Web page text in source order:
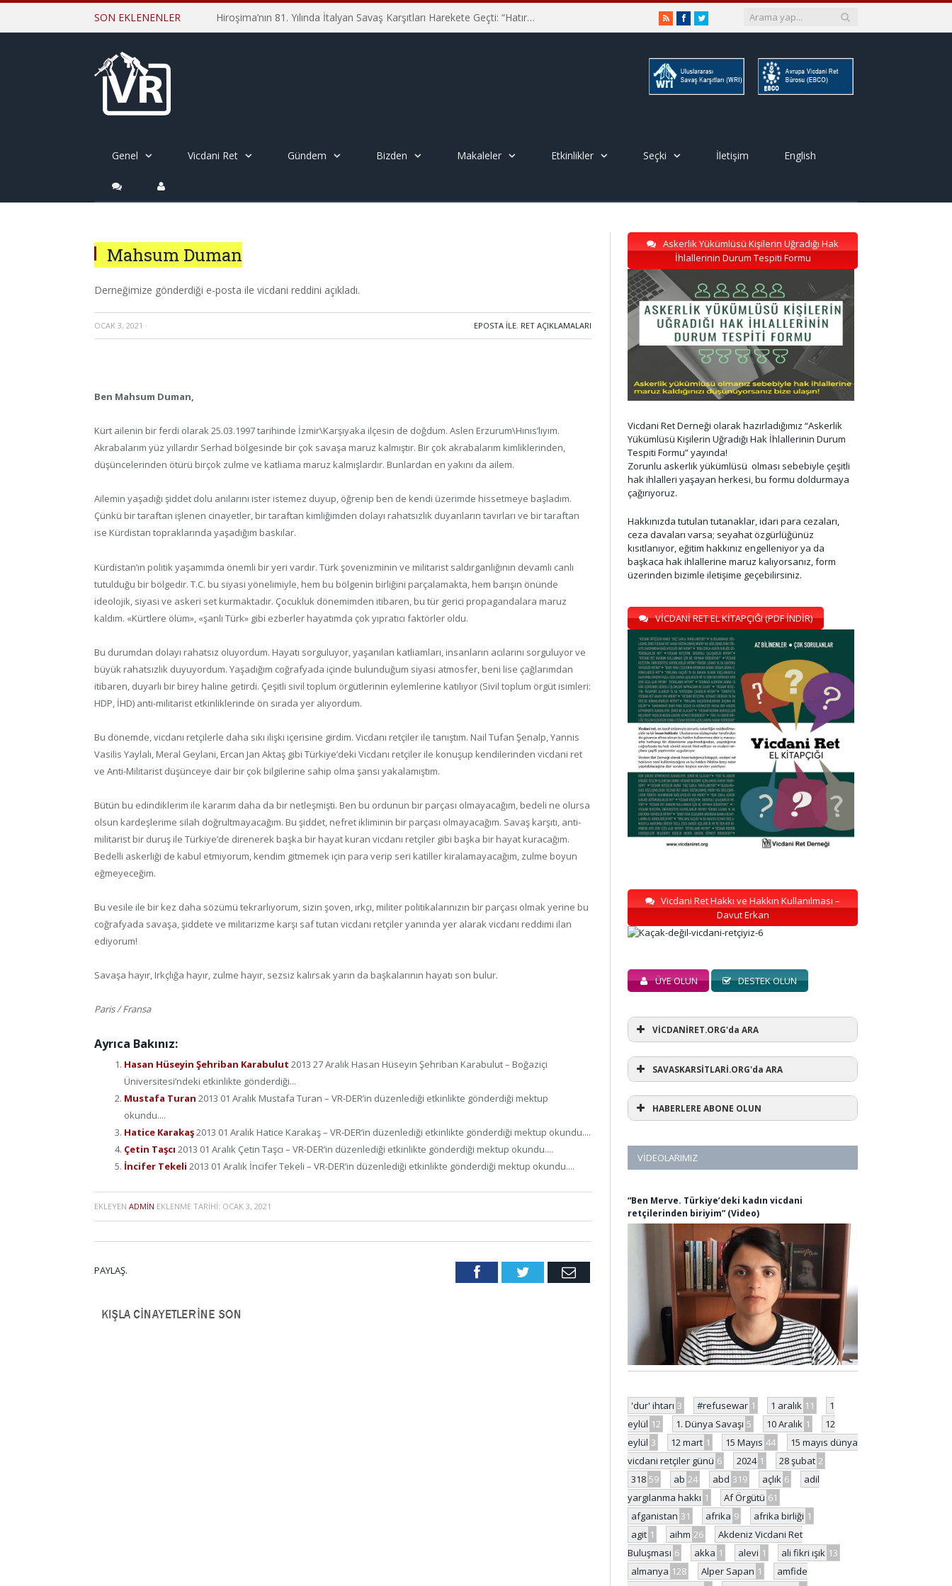
SON EKLENENLER Hiroşima’nın 81. Yılında İtalyan Savaş Karşıtları Harekete Geçti: “Hatırlamak yeterli değil” RSSFacebookTwitter
Genel Vicdani Ret Gündem Bizden Makaleler Etkinlikler Seçki İletişim English
Mahsum Duman
Derneğimize gönderdiği e-posta ile vicdani reddini açıkladı.
OCAK 3, 2021 · EPOSTA ILE, RET AÇIKLAMALARI
Ben Mahsum Duman,
Kürt ailenin bir ferdi olarak 25.03.1997 tarihinde İzmir\Karşıyaka ilçesin de doğdum. Aslen Erzurum\Hınıs’lıyım.
Akrabalarım yüz yıllardır Serhad bölgesinde bir çok savaşa maruz kalmıştır. Bir çok akrabalarım kimliklerinden,
düşüncelerinden ötürü birçok zulme ve katliama maruz kalmışlardır. Bunlardan en yakını da ailem.
Ailemin yaşadığı şiddet dolu anılarını ister istemez duyup, öğrenip ben de kendi üzerimde hissetmeye başladım.
Çünkü bir taraftan işlenen cinayetler, bir taraftan kimliğimden dolayı rahatsızlık duyanların tavırları ve bir taraftan
ise Kürdistan topraklarında yaşadığım baskılar.
Kürdistan’ın politik yaşamımda önemli bir yeri vardır. Türk şovenizminin ve militarist saldırganlığının devamlı canlı
tutulduğu bir bölgedir. T.C. bu siyasi yönelimiyle, hem bu bölgenin birliğini parçalamakta, hem barışın önünde
ideolojik, siyasi ve askeri set kurmaktadır. Çocukluk dönemimden itibaren, bu tür gerici propagandalara maruz
kaldım. «Kürtlere ölüm», «şanlı Türk» gibi ezberler hayatımda çok yıpratıcı faktörler oldu.
Bu durumdan dolayı rahatsız oluyordum. Hayatı sorguluyor, yaşanılan katliamları, insanların acılarını sorguluyor ve
büyük rahatsızlık duyuyordum. Yaşadığım coğrafyada içinde bulunduğum siyasi atmosfer, beni lise çağlarımdan
itibaren, duyarlı bir birey haline getirdi. Çeşitli sivil toplum örgütlerinin eylemlerine katılıyor (Sivil toplum örgüt isimleri:
HDP, İHD) anti-militarist etkinliklerinde ön sırada yer alıyordum.
Bu dönemde, vicdanı retçilerle daha sıkı ilişki içerisine girdim. Vicdanı retçiler ile tanıştım. Nail Tufan Şenalp, Yannis
Vasilis Yaylalı, Meral Geylani, Ercan Jan Aktaş gibi Türkiye’deki Vicdanı retçiler ile konuşup kendilerinden vicdani ret
ve Anti-Militarist düşünceye dair bir çok bilgilerine sahip olma şansı yakalamıştım.
Bütün bu edindiklerim ile kararım daha da bir netleşmişti. Ben bu ordunun bir parçası olmayacağım, bedeli ne olursa
olsun kardeşlerime silah doğrultmayacağım. Bu şiddet, nefret ikliminin bir parçası olmayacağım. Savaş karşıtı, anti-
militarist bir duruş ile Türkiye’de direnerek başka bir hayat kuran vicdanı retçiler gibi başka bir hayat kuracağım.
Bedelli askerliği de kabul etmiyorum, kendim gitmemek için para verip seri katiller kiralamayacağım, zulme boyun
eğmeyeceğim.
Bu vesile ile bir kez daha sözümü tekrarlıyorum, sizin şoven, ırkçı, militer politikalarınızın bir parçası olmak yerine bu
coğrafyada savaşa, şiddete ve militarizme karşı saf tutan vicdanı retçiler yanında yer alarak vicdanı reddimi ilan
ediyorum!
Savaşa hayır, Irkçlığa hayır, zulme hayır, sezsiz kalırsak yarın da başkalarının hayatı son bulur.
Paris / Fransa
Ayrıca Bakınız:
Hasan Hüseyin Şehriban Karabulut 2013 27 Aralık Hasan Hüseyin Şehriban Karabulut – Boğaziçi
Üniversitesi’ndeki etkinlikte gönderdiği...
Mustafa Turan 2013 01 Aralık Mustafa Turan – VR-DER’in düzenlediği etkinlikte gönderdiği mektup
okundu....
Hatice Karakaş2013 01 Aralık Hatice Karakaş – VR-DER’in düzenlediği etkinlikte gönderdiği mektup okundu....
Çetin Taşcı 2013 01 Aralık Çetin Taşcı – VR-DER’in düzenlediği etkinlikte gönderdiği mektup okundu....
İncifer Tekeli 2013 01 Aralık İncifer Tekeli – VR-DER’in düzenlediği etkinlikte gönderdiği mektup okundu....
EKLEYEN ADMIN EKLENME TARIHI: OCAK 3, 2021
PAYLAŞ. FacebookTwitter Email
Askerlik Yükümlüsü Kişilerin Uğradığı Hak
İhlallerinin Durum Tespiti Formu
Vicdani Ret Derneği olarak hazırladığımız “Askerlik
Yükümlüsü Kişilerin Uğradığı Hak İhlallerinin Durum
Tespiti Formu” yayında!
Zorunlu askerlik yükümlüsü olması sebebiyle çeşitli
hak ihlalleri yaşayan herkesi, bu formu doldurmaya
çağırıyoruz.
Hakkınızda tutulan tutanaklar, idari para cezaları,
ceza davaları varsa; seyahat özgürlüğünüz
kısıtlanıyor, eğitim hakkınız engelleniyor ya da
başkaca hak ihlallerine maruz kalıyorsanız, form
üzerinden bizimle iletişime geçebilirsiniz.
VİCDANİ RET EL KİTAPÇIĞI (PDF İNDİR)
Vicdani Ret Hakkı ve Hakkın Kullanılması –
Davut Erkan
ÜYE OLUN DESTEK OLUN
VİCDANİRET.ORG'da ARA
SAVASKARSİTLARİ.ORG'da ARA
HABERLERE ABONE OLUN
VIDEOLARIMIZ
“Ben Merve. Türkiye’deki kadın vicdani
retçilerinden biriyim” (Video)
'dur' ihtarı 3 #refusewar 1 1 aralık 11
1
eylül 12 1. Dünya Savaşı 5 10 Aralık 1
12
eylül 3 12 mart 1 15 Mayıs 44
15 mayıs dünya
vicdani retçiler günü 6 2024 1 28 şubat 2
318 59 ab 24 abd 319 açlık 6
adil
yargılanma hakkı 1 Af Örgütü 61
afganistan 31 afrika 9 afrika birliği 1
agit 1 aihm 26
Akdeniz Vicdani Ret
Buluşması 6 akka 1 alevi 1 ali fikri ışık 13
almanya 128 Alper Sapan 1
amfide